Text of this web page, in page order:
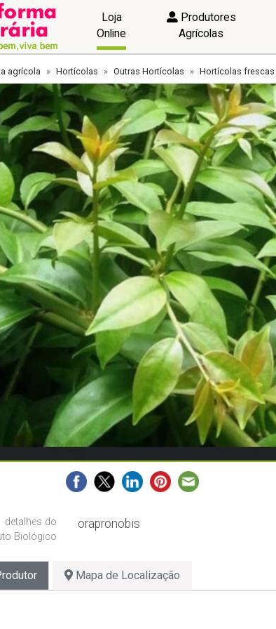
Loja
Online
Produtores
Agrícolas
agrícola Hortícolas Outras Hortícolas Hortícolas frescas
detalhes do
Biológico
orapronobis
Mapa de Localização